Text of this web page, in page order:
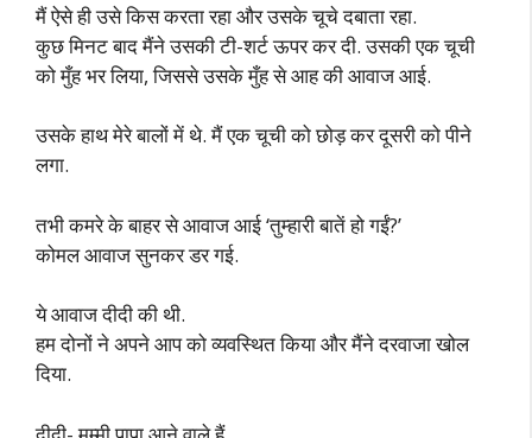
मैं ऐसे ही उसे किस करता रहा और उसके चूचे दबाता रहा.
कुछ मिनट बाद मैंने उसकी टी-शर्ट ऊपर कर दी. उसकी एक चूची
को मुँह भर लिया, जिससे उसके मुँह से आह की आवाज आई.
उसके हाथ मेरे बालों में थे. मैं एक चूची को छोड़ कर दूसरी को पीने
लगा.
तभी कमरे के बाहर से आवाज आई ‘तुम्हारी बातें हो गईं?’
कोमल आवाज सुनकर डर गई.
ये आवाज दीदी की थी.
हम दोनों ने अपने आप को व्यवस्थित किया और मैंने दरवाजा खोल
दिया.